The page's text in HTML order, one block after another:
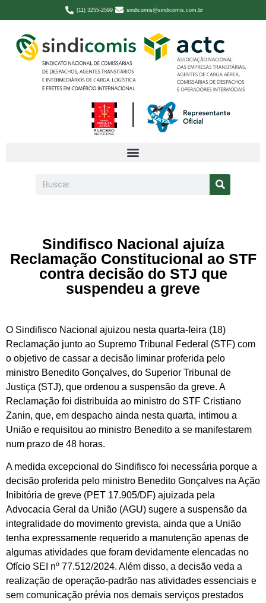
(11) 3255-2599 sindicomis@sindicomis.com.br
Sindifisco Nacional ajuíza
Reclamação Constitucional ao STF
contra decisão do STJ que
suspendeu a greve
O Sindifisco Nacional ajuizou nesta quarta-feira (18)
Reclamação junto ao Supremo Tribunal Federal (STF) com
o objetivo de cassar a decisão liminar proferida pelo
ministro Benedito Gonçalves, do Superior Tribunal de
Justiça (STJ), que ordenou a suspensão da greve. A
Reclamação foi distribuída ao ministro do STF Cristiano
Zanin, que, em despacho ainda nesta quarta, intimou a
União e requisitou ao ministro Benedito a se manifestarem
num prazo de 48 horas.
A medida excepcional do Sindifisco foi necessária porque a
decisão proferida pelo ministro Benedito Gonçalves na Ação
Inibitória de greve (PET 17.905/DF) ajuizada pela
Advocacia Geral da União (AGU) sugere a suspensão da
integralidade do movimento grevista, ainda que a União
tenha expressamente requerido a manutenção apenas de
algumas atividades que foram devidamente elencadas no
Ofício SEI nº 77.512/2024. Além disso, a decisão veda a
realização de operação-padrão nas atividades essenciais e
sem comunicação prévia nos demais serviços prestados